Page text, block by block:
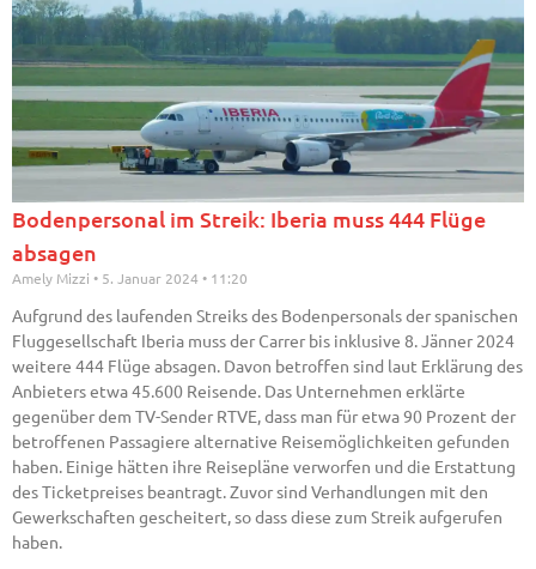
Bodenpersonal im Streik: Iberia muss 444 Flüge
absagen
Amely Mizzi 5. Januar 2024 11:20
Aufgrund des laufenden Streiks des Bodenpersonals der spanischen
Fluggesellschaft Iberia muss der Carrer bis inklusive 8. Jänner 2024
weitere 444 Flüge absagen. Davon betroffen sind laut Erklärung des
Anbieters etwa 45.600 Reisende. Das Unternehmen erklärte
gegenüber dem TV-Sender RTVE, dass man für etwa 90 Prozent der
betroffenen Passagiere alternative Reisemöglichkeiten gefunden
haben. Einige hätten ihre Reisepläne verworfen und die Erstattung
des Ticketpreises beantragt. Zuvor sind Verhandlungen mit den
Gewerkschaften gescheitert, so dass diese zum Streik aufgerufen
haben.